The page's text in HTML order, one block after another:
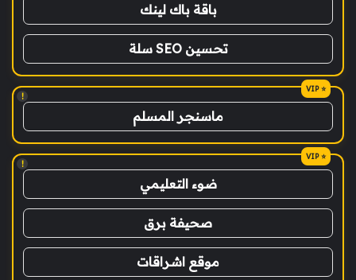
باقة باك لينك
تحسين SEO سلة
!
ماسنجر المسلم
!
ضوء التعليمي
صحيفة برق
موقع اشراقات